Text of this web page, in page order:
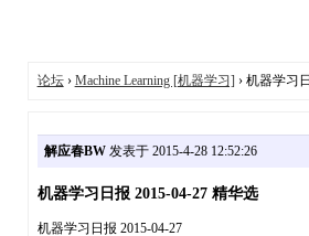
论坛› Machine Learning [机器学习] › 机器学习
解应春BW发表于 2015-4-28 12:52:26
机器学习日报 2015-04-27 精华选
机器学习日报 2015-04-27